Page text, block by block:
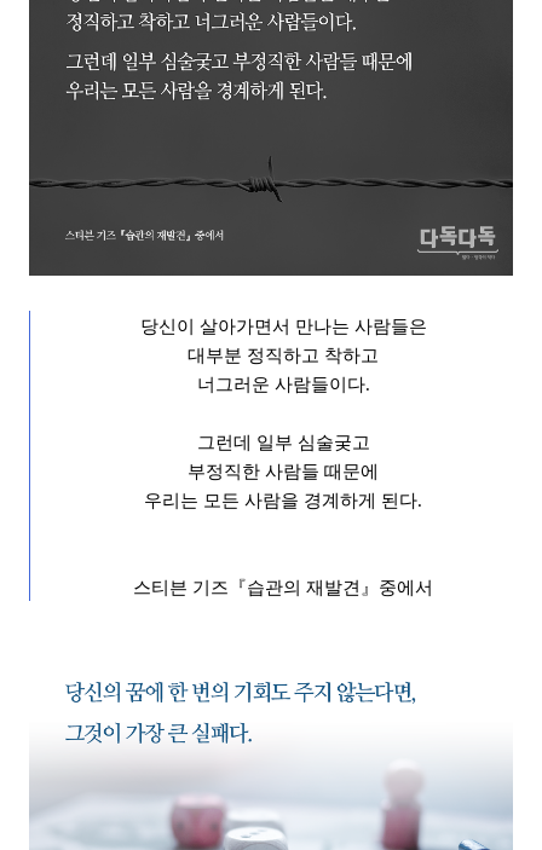
당신이 살아가면서 만나는 사람들은
대부분 정직하고 착하고
너그러운 사람들이다.
그런데 일부 심술궂고
부정직한 사람들 때문에
우리는 모든 사람을 경계하게 된다.
스티븐 기즈 『습관의 재발견 』 중에서